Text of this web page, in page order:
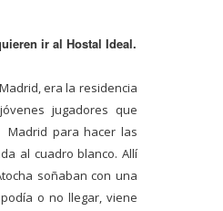
ir al Hostal Ideal.
era la residencia
jugadores que
para hacer las
al cuadro blanco. Allí
soñaban con una
o no llegar, viene